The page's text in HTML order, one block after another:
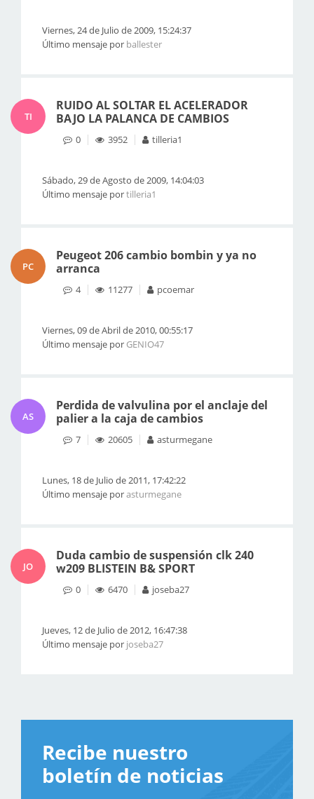
Viernes, 24 de Julio de 2009, 15:24:37
Último mensaje por ballester
TI
RUIDO AL SOLTAR EL ACELERADOR
BAJO LA PALANCA DE CAMBIOS
0 3952 tilleria1
Sábado, 29 de Agosto de 2009, 14:04:03
Último mensaje portilleria1
PC
Peugeot 206 cambio bombin y ya no
arranca
4 11277 pcoemar
Viernes, 09 de Abril de 2010, 00:55:17
Último mensaje por GENIO47
AS
Perdida de valvulina por el anclaje del
palier a la caja de cambios
7 20605 asturmegane
Lunes, 18 de Julio de 2011, 17:42:22
Último mensaje porasturmegane
JO
Duda cambio de suspensión clk 240
w209 BLISTEIN B& SPORT
0 6470 joseba27
Jueves, 12 de Julio de 2012, 16:47:38
Último mensaje por joseba27
Recibe nuestro
boletín de noticias